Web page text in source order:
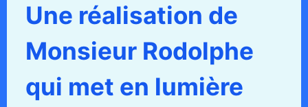
Une réalisation de
Monsieur Rodolphe
qui met en lumière